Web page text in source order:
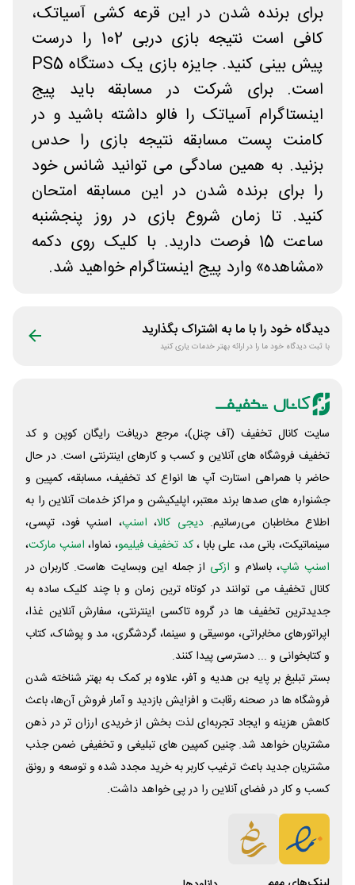
برای برنده شدن در این قرعه کشی آسیاتک،
کافی است نتیجه بازی دربی 102 را درست
پیش بینی کنید. جایزه بازی یک دستگاه PS5
است. برای شرکت در مسابقه باید پیج
اینستاگرام آسیاتک را فالو داشته باشید و در
کامنت پست مسابقه نتیجه بازی را حدس
بزنید. به همین سادگی می توانید شانس خود
را برای برنده شدن در این مسابقه امتحان
کنید. تا زمان شروع بازی در روز پنجشنبه
ساعت 15 فرصت دارید. با کلیک روی دکمه
«مشاهده» وارد پیج اینستاگرام خواهید شد.
دیدگاه خود را با ما به اشتراک بگذارید
با ثبت دیدگاه خود ما را در ارائه بهتر خدمات یاری کنید
سایت کانال تخفیف (آف چنل)، مرجع دریافت رایگان کوپن و کد
تخفیف فروشگاه های آنلاین و کسب و‌ کارهای اینترنتی است. در حال
حاضر با همراهی استارت آپ ها انواع کد تخفیف، مسابقه، کمپین و
جشنواره های صدها برند معتبر، اپلیکیشن و مراکز خدمات آنلاین را به
اطلاع مخاطبان می‌رسانیم. دیجی کالا، اسنپ، اسنپ فود، تپسی،
سینماتیکت، بانی مد، علی‌ بابا ،کد تخفیف فیلیمو، نماوا، اسنپ مارکت،
اسنپ شاپ، باسلام و ازکی از جمله این وبسایت ‌هاست. کاربران در
کانال تخفیف می توانند در کوتاه ترین زمان و با چند کلیک ساده به
جدیدترین تخفیف ها در گروه تاکسی اینترنتی، سفارش آنلاین غذا،
اپراتورهای مخابراتی، موسیقی و سینما، گردشگری، مد و پوشاک، کتاب
و کتابخوانی و ... دسترسی پیدا کنند.
بستر تبلیغ بر پایه بن هدیه و آفر، علاوه بر کمک به بهتر شناخته شدن
فروشگاه ها در صحنه رقابت و افزایش بازدید و آمار فروش آن‌ها، باعث
کاهش هزینه و ایجاد تجربه‌ای لذت بخش از خریدی ارزان تر در ذهن
مشتریان خواهد شد. چنین کمپین های تبلیغی و تخفیفی ضمن جذب
مشتریان جدید باعث ترغیب کاربر به خرید مجدد شده و توسعه و رونق
کسب و کار در فضای آنلاین را در پی خواهد داشت.